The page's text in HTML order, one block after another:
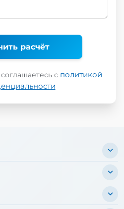
расчёт
с политикой